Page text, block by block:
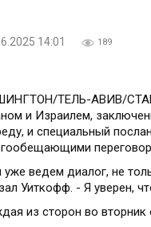
14:01 189
ТЕЛЬ-АВИВ/
и Израилем,
и специальный
ведем диалог, не
Уиткофф. - Я уверен,
из сторон во